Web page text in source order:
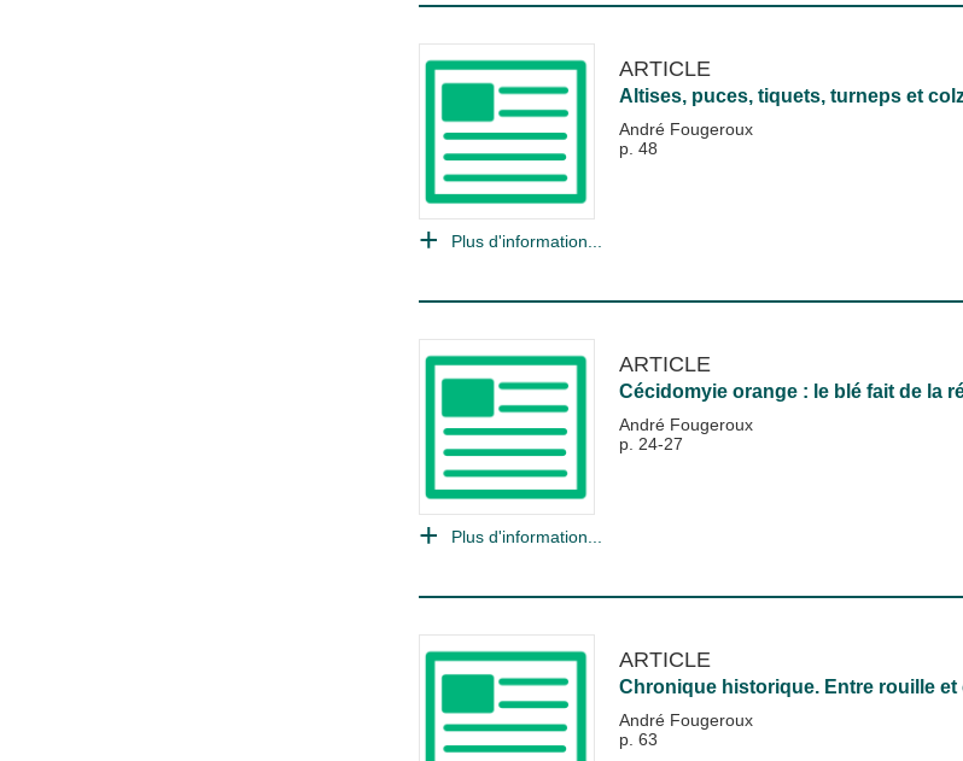
ARTICLE
Altises, puces, tiquets, turneps et
André Fougeroux
p. 48
Plus d'information...
ARTICLE
Cécidomyie orange : le blé fait de la
André Fougeroux
p. 24-27
Plus d'information...
ARTICLE
Chronique historique. Entre rouille et
André Fougeroux
p. 63